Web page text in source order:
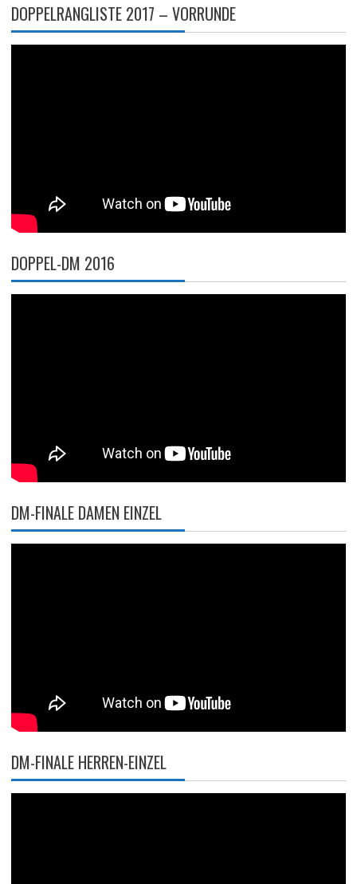
DOPPELRANGLISTE 2017 – VORRUNDE
DOPPEL-DM 2016
DM-FINALE DAMEN EINZEL
DM-FINALE HERREN-EINZEL